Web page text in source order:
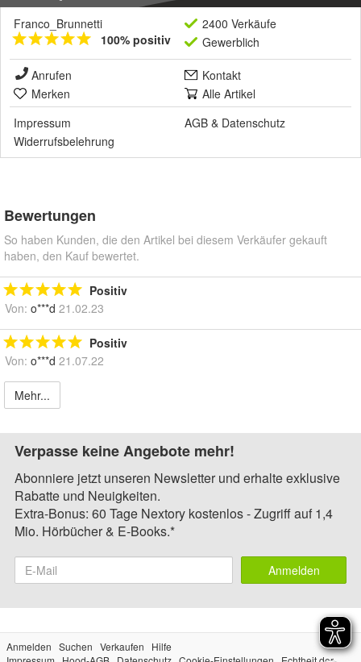
Franco_Brunnetti
100% positiv
2400 Verkäufe
Gewerblich
Anrufen
Kontakt
Merken
Alle Artikel
Impressum
AGB & Datenschutz
Widerrufsbelehrung
Bewertungen
So haben Kunden, die den Artikel bei diesem Verkäufer gekauft
haben, den Kauf bewertet.
Positiv
Von: o***d 21.02.23
Positiv
Von: o***d 21.07.22
Mehr...
Verpasse keine Angebote mehr!
Abonniere jetzt unseren Newsletter und erhalte exklusive
Rabatte und Neuigkeiten.
Extra-Bonus: 60 Tage Nextory kostenlos - Zugriff auf 1,4
Mio. Hörbücher & E-Books.*
Anmelden
Anmelden Suchen Verkaufen
Hilfe